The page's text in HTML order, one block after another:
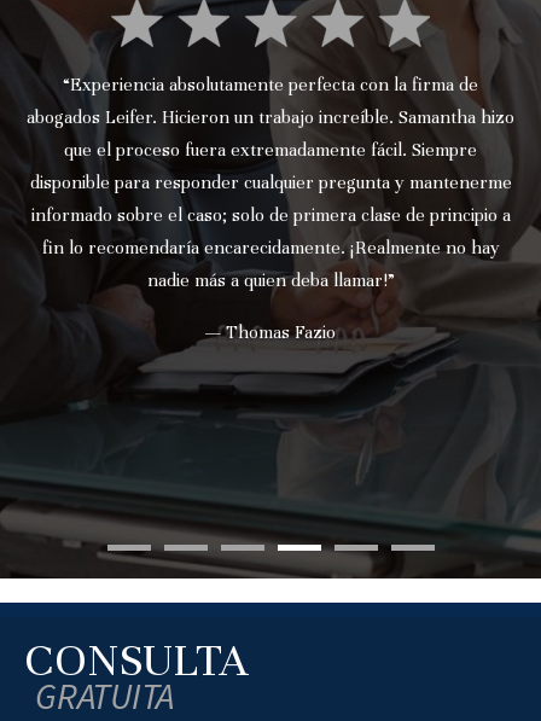
perfecta con la firma de
trabajo increíble. Samantha hizo
fácil. Siempre
pregunta y mantenerme
de primera clase de principio a
¡Realmente no hay
deba llamar!”
“Aprecio todo el trabajo
mi caso. Siempre
que me dieron el
impresionante! Él es
conseguirme lo que
muy buena!
—
CONSULTA
GRATUITA